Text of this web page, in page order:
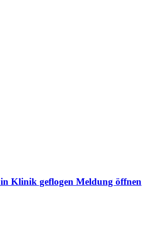
Klinik geflogen Meldung öffnen